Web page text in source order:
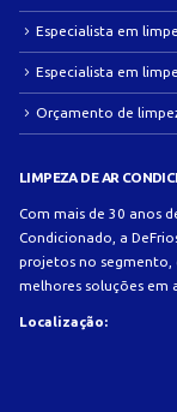
Especialista em
Especialista em
Orçamento de
LIMPEZA DE AR
Com mais de 30 anos
Condicionado, a
projetos no segmento,
melhores soluções em
Localização: